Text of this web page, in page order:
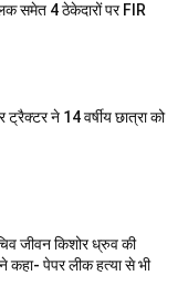
समेत 4 ठेकेदारों पर FIR
ने 14 वर्षीय छात्रा को
जीवन किशोर ध्रुव की
कहा- पेपर लीक हत्या से भी